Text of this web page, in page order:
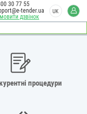
дзвінок
30 77 55
tender.ua
UK
процедури